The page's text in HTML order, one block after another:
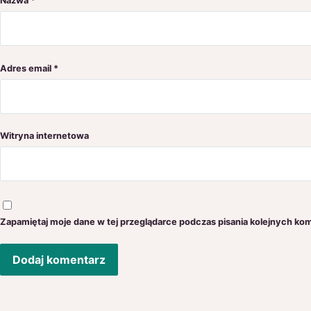
Adres email *
Witryna internetowa
Zapamiętaj moje dane w tej przeglądarce podczas pisania kolejnych